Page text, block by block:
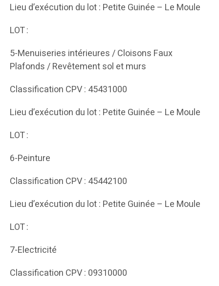
Lieu d’exécution du lot : Petite Guinée – Le Moule
LOT :
5-Menuiseries intérieures / Cloisons Faux
Plafonds / Revêtement sol et murs
Classification CPV : 45431000
Lieu d’exécution du lot : Petite Guinée – Le Moule
LOT :
6-Peinture
Classification CPV : 45442100
Lieu d’exécution du lot : Petite Guinée – Le Moule
LOT :
7-Electricité
Classification CPV : 09310000